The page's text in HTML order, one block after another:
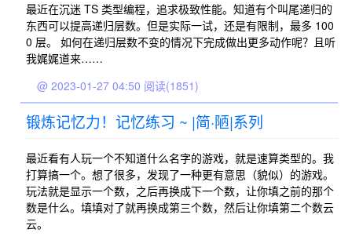
最近在沉迷 TS 类型编程，追求极致性能。知道有个叫尾递归的
东西可以提高递归层数。但是实际一试，还是有限制，最多 100
0 层。 如何在递归层数不变的情况下完成做出更多动作呢？且听
我娓娓道来……
@ 2023-01-27 04:50 阅读(1851)
锻炼记忆力！记忆练习 ~ |简·陋|系列
最近看有人玩一个不知道什么名字的游戏，就是速算类型的。我
打算搞一个。想了很多，发现了一种更有意思（貌似）的游戏。
玩法就是显示一个数，之后再换成下一个数，让你填之前的那个
数是什么。填填对了就再换成第三个数，然后让你填第二个数云
云。